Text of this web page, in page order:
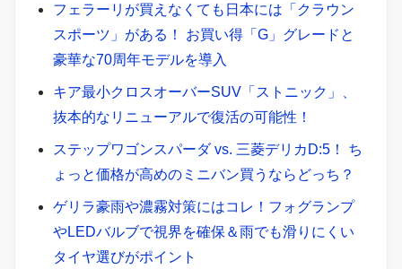
フェラーリが買えなくても日本には「クラウン
スポーツ」がある！ お買い得「G」グレードと
豪華な70周年モデルを導入
キア最小クロスオーバーSUV「ストニック」、
抜本的なリニューアルで復活の可能性！
ステップワゴンスパーダ vs. 三菱デリカD:5！ ち
ょっと価格が高めのミニバン買うならどっち？
ゲリラ豪雨や濃霧対策にはコレ！フォグランプ
やLEDバルブで視界を確保＆雨でも滑りにくい
タイヤ選びがポイント